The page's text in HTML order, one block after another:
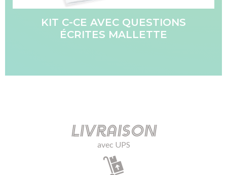
KIT C-CE AVEC QUESTIONS
ÉCRITES MALLETTE
Livraison
avec UPS